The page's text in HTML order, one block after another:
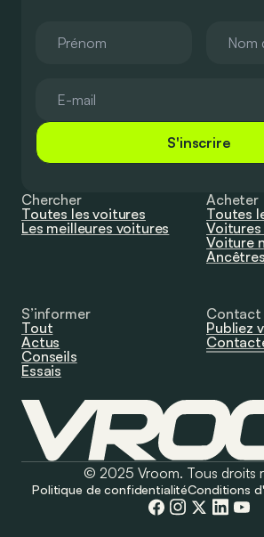
S'inscrire
Chercher
Toutes les voitures
Les meilleures voitures
Acheter
Toutes
Voitures
Voiture
Ancêtres
S’informer
Tout
Actus
Conseils
Essais
Contact
Publiez
© 2025 Vroom. Tous droits
Politique de confidentialitéConditions